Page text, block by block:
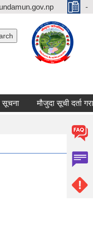
-
मौजुदा सूची दर्ता